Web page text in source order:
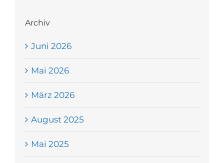
Archiv
Juni 2026
Mai 2026
März 2026
August 2025
Mai 2025